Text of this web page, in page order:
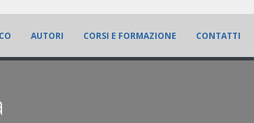
AUTORI CORSI E FORMAZIONE CONTATTI